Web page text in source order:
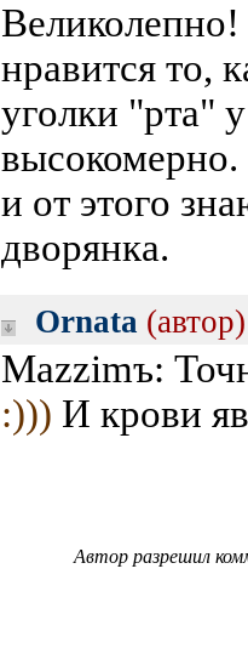
нравится то,
уголки "рта"
и от этого
дворянка.
Ornata (автор)
Mazzimъ:
:))) И крови
Автор разрешил